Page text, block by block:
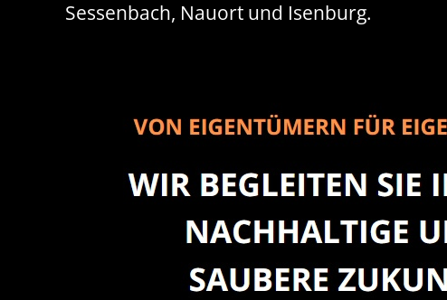
Sessenbach, Nauort und Isenburg.